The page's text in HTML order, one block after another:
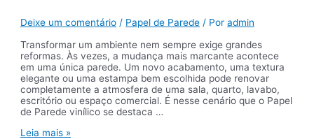
Deixe um comentário / Papel de Parede / Poradmin
Transformar um ambiente nem sempre exige grandes
reformas. Às vezes, a mudança mais marcante acontece
em uma única parede. Um novo acabamento, uma textura
elegante ou uma estampa bem escolhida pode renovar
completamente a atmosfera de uma sala, quarto, lavabo,
escritório ou espaço comercial. É nesse cenário que o Papel
de Parede vinílico se destaca …
Papel
Leia mais »